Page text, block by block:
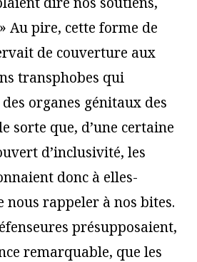
Au pire, cette forme de
de couverture aux
transphobes qui
organes génitaux des
sorte que, d’une certaine
d’inclusivité, les
donc à elles-
nous rappeler à nos bites.
présupposaient,
remarquable, que les